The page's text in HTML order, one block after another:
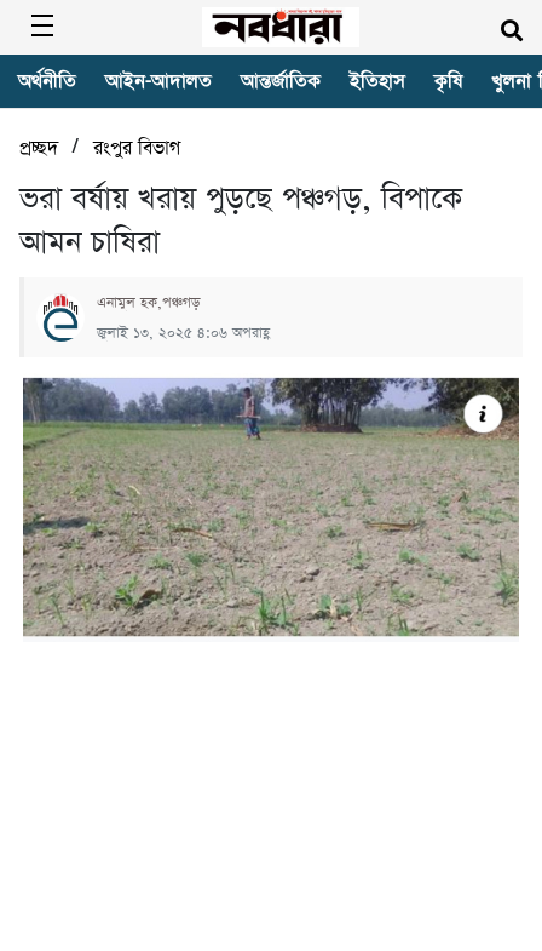
অর্থনীতি আইন-আদালত আন্তর্জাতিক ইতিহাস কৃষি খুলনা
প্রচ্ছদ/রংপুর বিভাগ
ভরা বর্ষায় খরায় পুড়ছে পঞ্চগড়, বিপাকে
আমন চাষিরা
এনামুল হক,পঞ্চগড়
জুলাই ১৩, ২০২৫ ৪:০৬ অপরাহ্ণ